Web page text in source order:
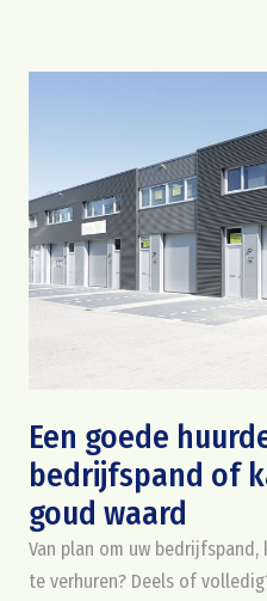
Een goede
bedrijfspand of
goud waard
Van plan om uw
te verhuren? Deels of